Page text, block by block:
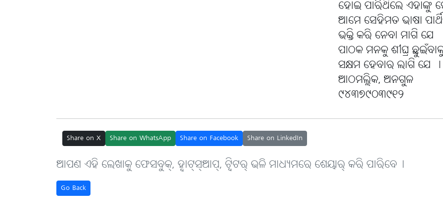
ହୋଇ ପାରିଥିଲେ ଏହାଙ୍କୁ
ଆମେ ସେହିମତ ଭାଷା
ଭକ୍ତି କରି ନେବା ମାଗି ଯେ
ପାଠକ ମନକୁ ଶୀଘ୍ର
ସକ୍ଷମ ହେବାର ଲାଗି ଯେ ।
ଆଠମଲ୍ଲିକ, ଅନଗୁଳ
୯୪୩୭୯୦୩୯୧୨
Share on X Share on WhatsApp Share on Facebook Share on LinkedIn
ଆପଣ ଏହି ଲେଖାକୁ ଫେସବୁକ୍, ହ୍ବାଟ୍‌ସ୍‌ଆପ୍, ଟ୍ବିଟର୍ ଭଳି ମାଧ୍ୟମରେ ଶେୟାର୍ କରି ପାରିବେ୤
Go Back